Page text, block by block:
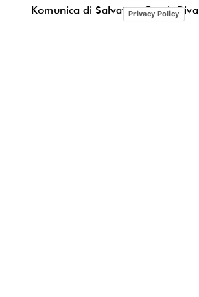
Komunica di Salvatore Puccia
Privacy Policy